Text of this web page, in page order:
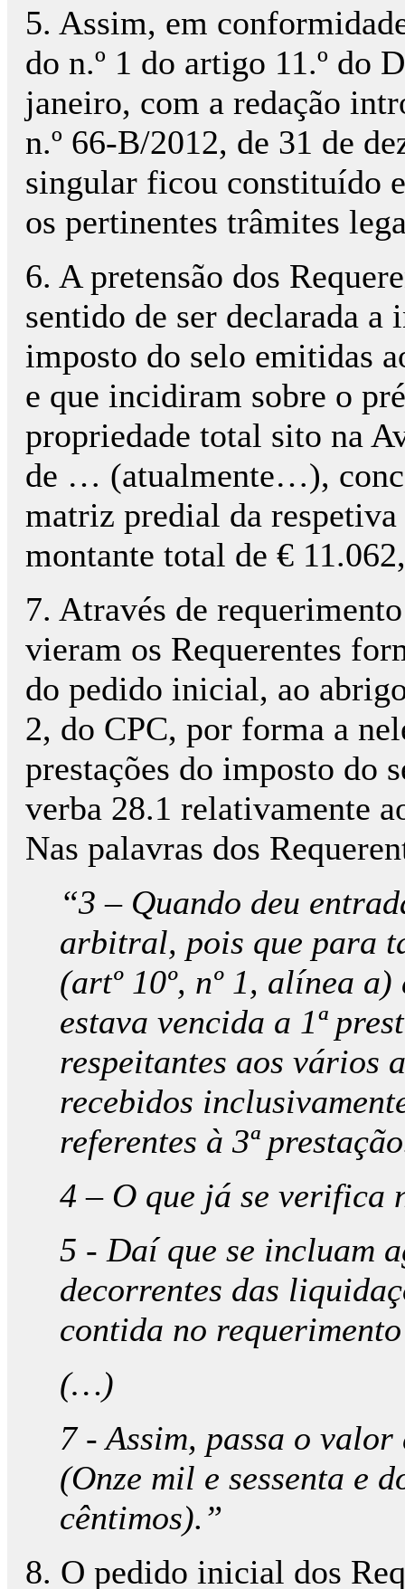
5. Assim, em
do n.º 1 do artigo 11.º do
janeiro, com a redação
n.º 66-B/2012, de 31 de
singular ficou constituído
os pertinentes trâmites
6. A pretensão dos
sentido de ser declarada
imposto do selo emitidas
e que incidiram sobre o
propriedade total sito na
de … (atualmente…),
matriz predial da
montante total de €
7. Através de
vieram os Requerentes
do pedido inicial, ao
2, do CPC, por forma a
prestações do imposto do
verba 28.1 relativamente
Nas palavras dos
“3 – Quando deu
arbitral, pois que para
(artº 10º, nº 1, alínea
estava vencida a 1ª
respeitantes aos vários
recebidos
referentes à 3ª
4 – O que já se verifica
5 - Daí que se incluam
decorrentes das
contida no
(…)
7 - Assim, passa o
(Onze mil e sessenta e
cêntimos).”
8. O pedido inicial dos